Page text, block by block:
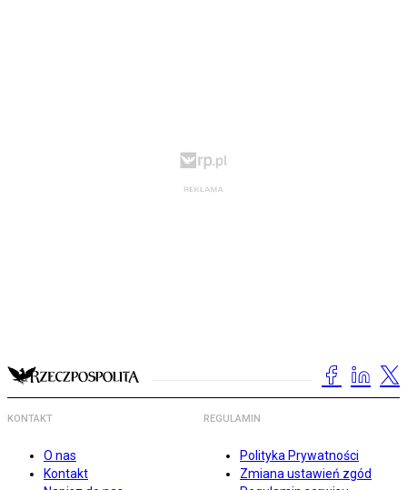
KONTAKT
O nas
Kontakt
REGULAMIN
Polityka Prywatności
Zmiana ustawień zgód